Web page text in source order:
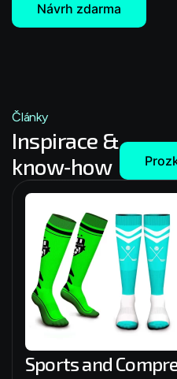
Návrh zdarma
Články
Inspirace &
know‑how
Sports and